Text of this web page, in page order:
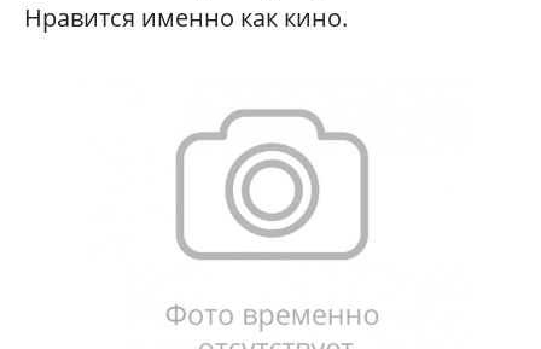
Нравится именно как кино.